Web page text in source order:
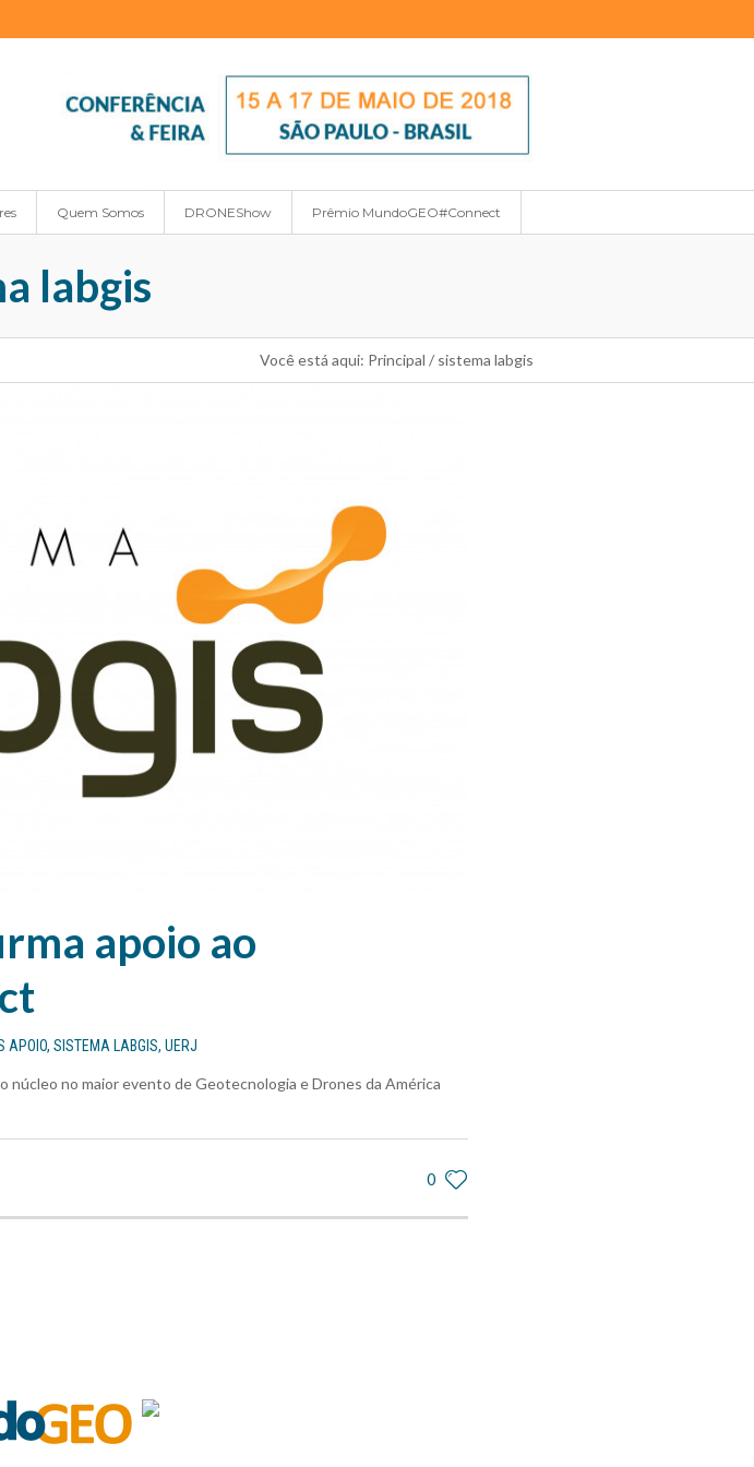
Quem Somos DRONEShow Prêmio MundoGEO#Connect
labgis
Você está aqui: Principal / sistema labgis
apoio ao
APOIO, SISTEMA LABGIS, UERJ
núcleo no maior evento de Geotecnologia e Drones da América
0